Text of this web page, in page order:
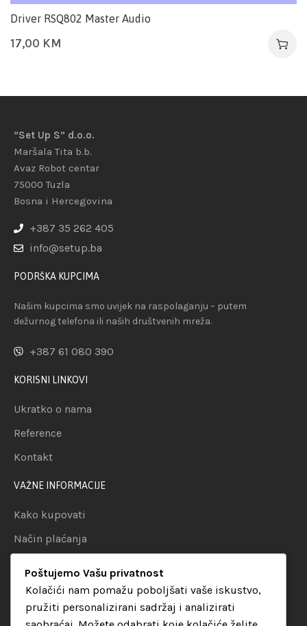
Driver RSQ802 Master Audio
17,00 KM
“Set Up S” d.o.o.
Maršala Tita b.b.
Avaz Robot centar
75000 Tuzla
Bosna i Hercegovina
+387 35 262 405
info@setup.ba
PODRŠKA KUPCIMA
Našim kupcima smo uvijek na raspolaganju – putem
dežurnog telefona ili naših društvenih mreža.
+387 61 080 390
KORISNI LINKOVI
Ukratko o nama
Reference
Kontakt
VAŽNE INFORMACIJE
Kako kupovati
Način plaćanja
Politika privatnosti
KATEGORIJE
Poštujemo Vašu privatnost
Kolačići nam pomažu poboljšati vaše iskustvo,
pružiti personalizirani sadržaj i analizirati